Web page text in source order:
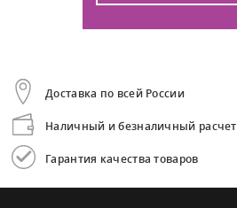
Доставка по всей России
Наличный и безналичный расчет
Гарантия качества товаров